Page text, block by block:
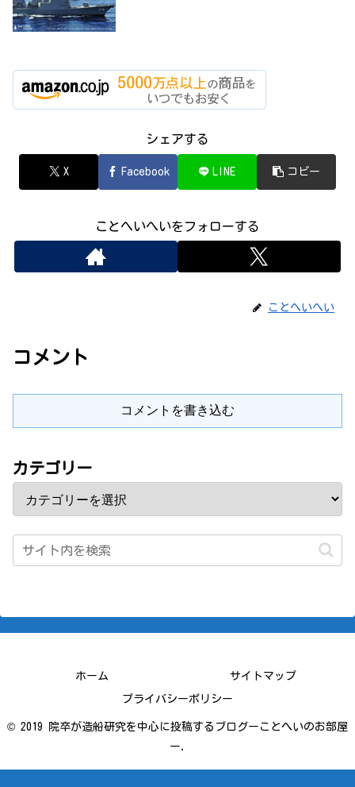
シェアする
X Facebook LINE コピー
ことへいへいをフォローする
ことへいへい
コメント
コメントを書き込む
カテゴリー
ホーム サイトマップ
プライバシーポリシー
© 2019 院卒が造船研究を中心に投稿するブログーことへいのお部屋
ー.